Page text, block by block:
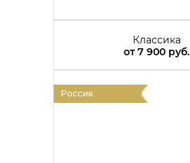
Классика
от7 900 руб.
Россия